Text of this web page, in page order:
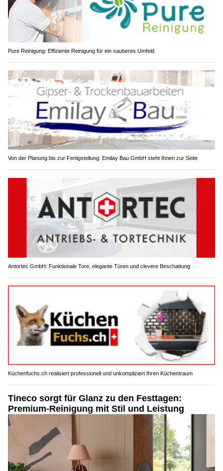
Pure Reinigung: Effiziente Reinigung für ein sauberes Umfeld
Von der Planung bis zur Fertigstellung: Emilay Bau GmbH steht Ihnen zur Seite
Antortec GmbH: Funktionale Tore, elegante Türen und clevere Beschattung
Küchenfuchs.ch realisiert professionell und unkompliziert Ihren Küchentraum
Tineco sorgt für Glanz zu den Festtagen:
Premium-Reinigung mit Stil und Leistung